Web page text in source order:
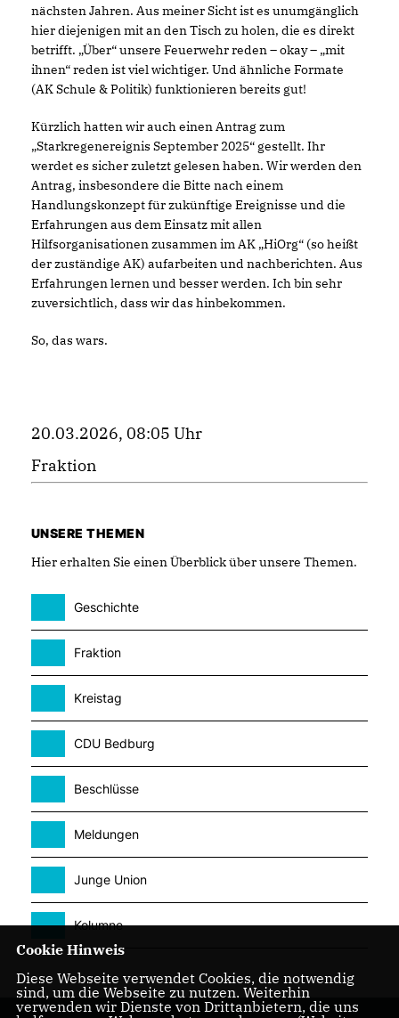
nächsten Jahren. Aus meiner Sicht ist es unumgänglich
hier diejenigen mit an den Tisch zu holen, die es direkt
betrifft. „Über“ unsere Feuerwehr reden – okay – „mit
ihnen“ reden ist viel wichtiger. Und ähnliche Formate
(AK Schule & Politik) funktionieren bereits gut!
Kürzlich hatten wir auch einen Antrag zum
Starkregenereignis September 2025“ gestellt. Ihr
werdet es sicher zuletzt gelesen haben. Wir werden den
Antrag, insbesondere die Bitte nach einem
Handlungskonzept für zukünftige Ereignisse und die
Erfahrungen aus dem Einsatz mit allen
Hilfsorganisationen zusammen im AK „HiOrg“ (so heißt
der zuständige AK) aufarbeiten und nachberichten. Aus
Erfahrungen lernen und besser werden. Ich bin sehr
zuversichtlich, dass wir das hinbekommen.
So, das wars.
20.03.2026, 08:05 Uhr
Fraktion
UNSERE THEMEN
Hier erhalten Sie einen Überblick über unsere Themen.
Geschichte
Fraktion
Kreistag
CDU Bedburg
Beschlüsse
Meldungen
Junge Union
Kolumne
Cookie Hinweis
Diese Webseite verwendet Cookies, die notwendig
sind, um die Webseite zu nutzen. Weiterhin
verwenden wir Dienste von Drittanbietern, die uns